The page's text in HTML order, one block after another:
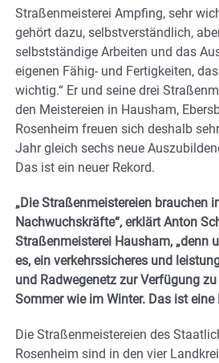
Straßenmeisterei Ampfing, sehr
gehört dazu, selbstverständlich,
selbstständige Arbeiten und das
eigenen Fähig- und Fertigkeiten,
wichtig.“ Er und seine drei
den Meistereien in Hausham,
Rosenheim freuen sich deshalb
Jahr gleich sechs neue
Das ist ein neuer Rekord.
„Die Straßenmeistereien brauchen
Nachwuchskräfte“, erklärt Anton
Straßenmeisterei Hausham, „denn
es, ein verkehrssicheres und
und Radwegenetz zur Verfügung
Sommer wie im Winter. Das ist eine
Die Straßenmeistereien des
Rosenheim sind in den vier